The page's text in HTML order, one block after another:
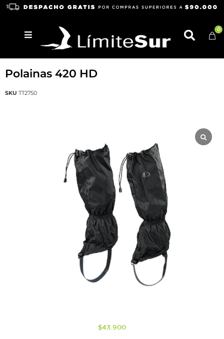
0
TATONKA
Polainas 420 HD
SKU TT2750
$43.900